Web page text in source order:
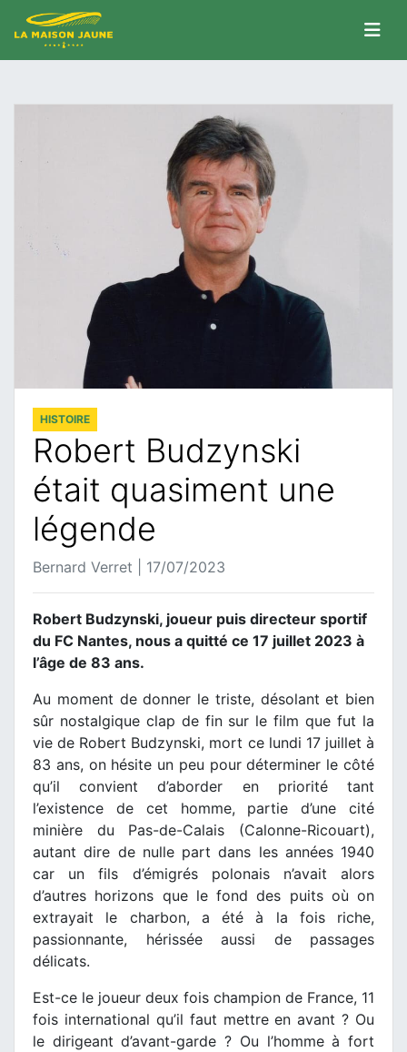
HISTOIRE
Robert Budzynski
était quasiment une
légende
Bernard Verret | 17/07/2023
Robert Budzynski, joueur puis directeur sportif
du FC Nantes, nous a quitté ce 17 juillet 2023 à
l’âge de 83 ans.
Au moment de donner le triste, désolant et bien
sûr nostalgique clap de fin sur le film que fut la
vie de Robert Budzynski, mort ce lundi 17 juillet à
83 ans, on hésite un peu pour déterminer le côté
qu’il convient d’aborder en priorité tant
l’existence de cet homme, partie d’une cité
minière du Pas-de-Calais (Calonne-Ricouart),
autant dire de nulle part dans les années 1940
car un fils d’émigrés polonais n’avait alors
d’autres horizons que le fond des puits où on
extrayait le charbon, a été à la fois riche,
passionnante, hérissée aussi de passages
délicats.
Est-ce le joueur deux fois champion de France, 11
fois international qu’il faut mettre en avant ? Ou
le dirigeant d’avant-garde ? Ou l’homme à fort